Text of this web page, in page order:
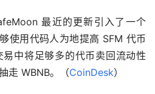
最近的更新引入了一个
使用代码人为地提高 SFM 代币
中将足够多的代币卖回流动性
走 WBNB。（CoinDesk）